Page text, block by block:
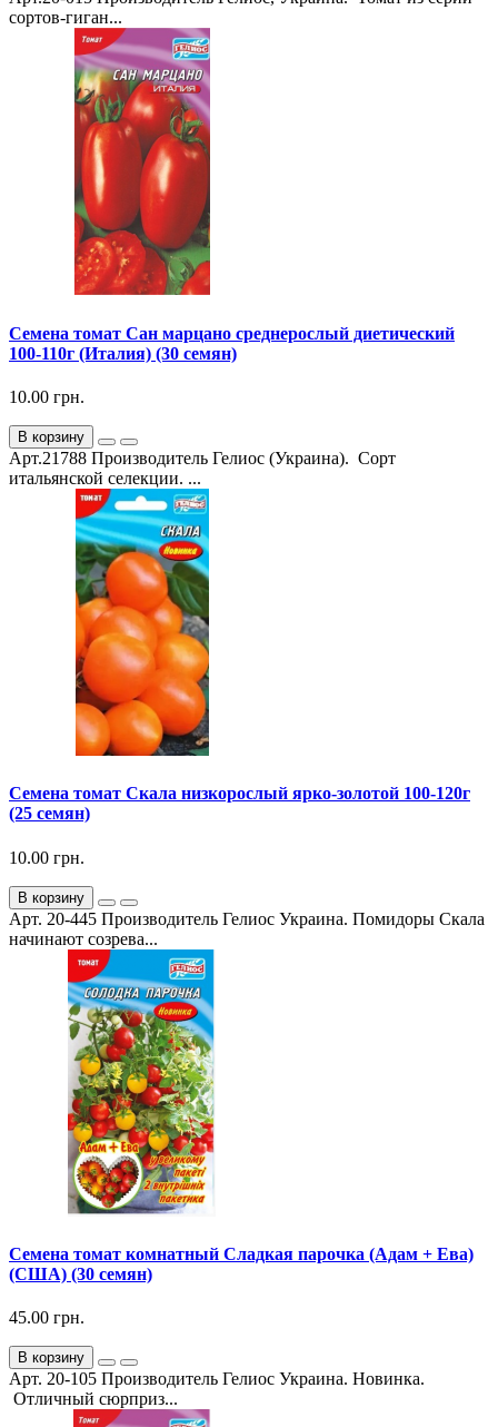
сортов-гиган...
Семена томат Сан марцано среднерослый диетический
100-110г (Италия) (30 семян)
10.00 грн.
В корзину
Арт.21788 Производитель Гелиос (Украина). Сорт
итальянской селекции. ...
Семена томат Скала низкорослый ярко-золотой 100-120г
(25 семян)
10.00 грн.
В корзину
Арт. 20-445 Производитель Гелиос Украина. Помидоры Скала
начинают созрева...
Семена томат комнатный Сладкая парочка (Адам + Ева)
(США) (30 семян)
45.00 грн.
В корзину
Арт. 20-105 Производитель Гелиос Украина. Новинка.
Отличный сюрприз...